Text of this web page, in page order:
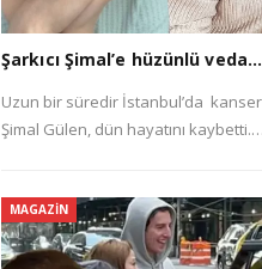
Şarkıcı Şimal’e hüzünlü veda…
Uzun bir süredir İstanbul’da kanser
Şimal Gülen, dün hayatını kaybetti.…
MAGAZIN